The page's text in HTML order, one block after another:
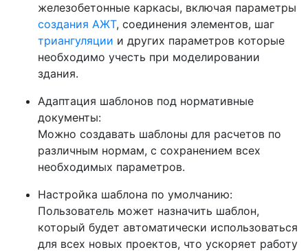
железобетонные каркасы, включая параметры
создания АЖТ, соединения элементов, шаг
триангуляции и других параметров которые
необходимо учесть при моделировании
здания.
Адаптация шаблонов под нормативные
документы:
Можно создавать шаблоны для расчетов по
различным нормам, с сохранением всех
необходимых параметров.
Настройка шаблона по умолчанию:
Пользователь может назначить шаблон,
который будет автоматически использоваться
для всех новых проектов, что ускоряет работу